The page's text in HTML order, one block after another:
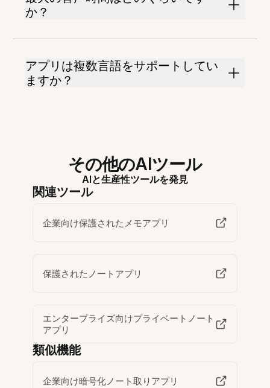
か？
アプリは複数言語をサポートしてい
ますか？
その他のAIツール
AIと生産性ツールを発見
関連ツール
企業向け保護されたメモアプリ
保護されたノートアプリ
エンタープライズ向けプライベートノート
アプリ
類似機能
企業向け暗号化ノート取りアプリ